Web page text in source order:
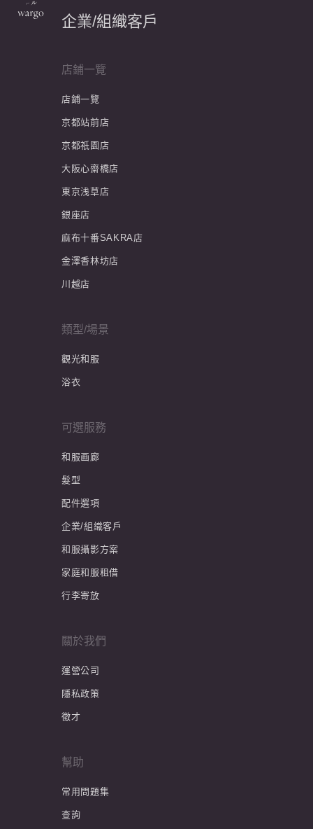
企業/組織客戶
店鋪一覽
店鋪一覽
京都站前店
京都祇園店
大阪心齋橋店
東京浅草店
銀座店
麻布十番SAKRA店
金澤香林坊店
川越店
類型/場景
觀光和服
浴衣
可選服務
和服画廊
髮型
配件選項
企業/組織客戶
和服攝影方案
家庭和服租借
行李寄放
關於我們
運營公司
隱私政策
徵才
幫助
常用問題集
查詢